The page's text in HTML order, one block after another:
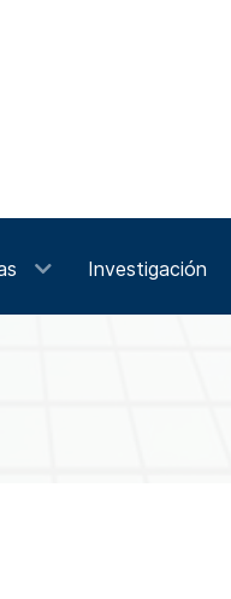
Investigación